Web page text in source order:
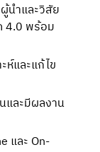
นำและวิสัย
4.0 พร้อม
ห์และแก้ไข
และมีผลงาน
และ On-